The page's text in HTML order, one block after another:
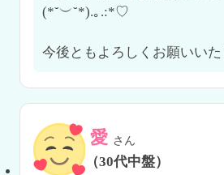
(*˘︶˘*).｡.:*♡
今後ともよろしくお願いいた
愛 さん
（30代中盤）